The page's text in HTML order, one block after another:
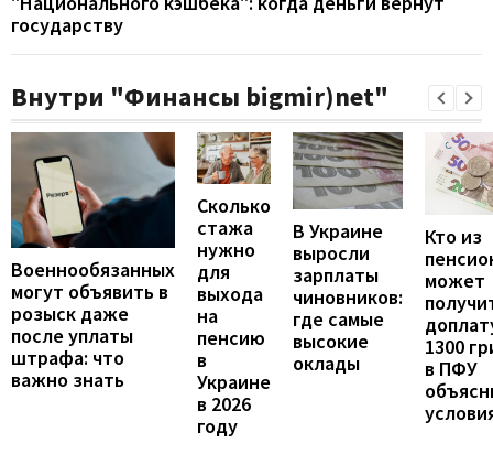
государству
Внутри "Финансы bigmir)net"
Военнообязанных
могут объявить в
розыск даже
после уплаты
штрафа: что
важно знать
Сколько
стажа
нужно
для
выхода
на
пенсию
в
Украине
в 2026
году
В Украине
выросли
зарплаты
чиновников:
где самые
высокие
оклады
Кто из
может
1300
в ПФУ